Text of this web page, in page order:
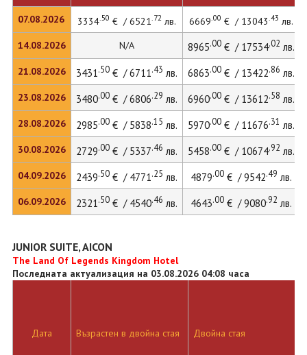
07.08.2026
14.08.2026
21.08.2026
23.08.2026
28.08.2026
30.08.2026
04.09.2026
06.09.2026
3334.50 € / 6521.72лв. 6669.00 € / 13043.43 лв.
N/A
8965.00€ / 17534.02 лв.
3431.50€ / 6711.43 лв. 6863.00€ / 13422.86 лв.
3480.00€ / 6806.29 лв. 6960.00€ / 13612.58 лв.
2985.00€ / 5838.15 лв. 5970.00€ / 11676.31 лв.
2729.00€ / 5337.46 лв. 5458.00€ / 10674.92 лв.
2439.50€ / 4771.25 лв. 4879.00€ / 9542.49 лв.
2321.50€ / 4540.46 лв. 4643.00€ / 9080.92 лв.
JUNIOR SUITE, AICON
The Land Of Legends Kingdom Hotel
Последната актуализация на 03.08.2026 04:08 часа
Дата Възрастен в двойна стая Двойна стая